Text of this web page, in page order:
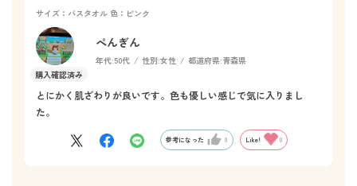
サイズ：バスタオル 色：ピンク
ぺんぎん
年代:50代 性別:女性 都道府県:青森県
とにかく肌ざわりが良いです。色も優しい感じで気に入りまし
た。
参考になった 0 Like! 0